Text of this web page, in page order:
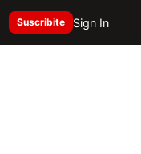
Suscribite Sign In